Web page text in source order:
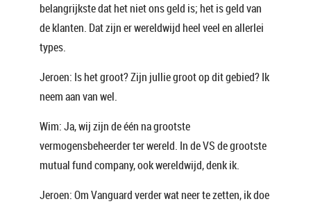
belangrijkste dat het niet ons geld is; het is geld van
de klanten. Dat zijn er wereldwijd heel veel en allerlei
types.
Jeroen: Is het groot? Zijn jullie groot op dit gebied? Ik
neem aan van wel.
Wim: Ja, wij zijn de één na grootste
vermogensbeheerder ter wereld. In de VS de grootste
mutual fund company, ook wereldwijd, denk ik.
Jeroen: Om Vanguard verder wat neer te zetten, ik doe